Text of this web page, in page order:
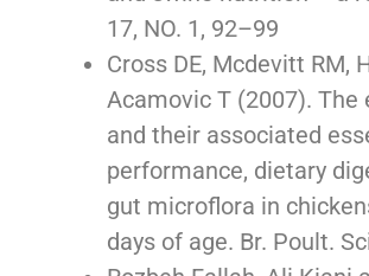
17, NO. 1, 92–99
Cross DE, Mcdevitt RM,
Acamovic T (2007).
and their associated
performance, dietary
gut microflora in
days of age. Br. Poult.